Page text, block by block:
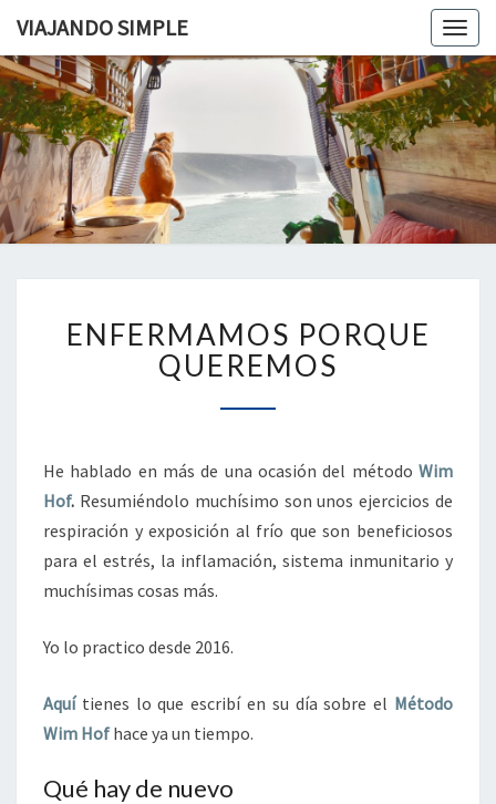
VIAJANDO SIMPLE
SIMPLE
Viviendo
En Un
Camión
Por
Europa
PORQUE
QUEREMOS
ENFERMAMOS PORQUE
QUEREMOS
He hablado en más de una ocasión del método Wim
Hof. Resumiéndolo muchísimo son unos ejercicios de
respiración y exposición al frío que son beneficiosos
para el estrés, la inflamación, sistema inmunitario y
muchísimas cosas más.
Yo lo practico desde 2016.
Aquítienes lo que escribí en su día sobre el Método
Wim Hof hace ya un tiempo.
Qué hay de nuevo